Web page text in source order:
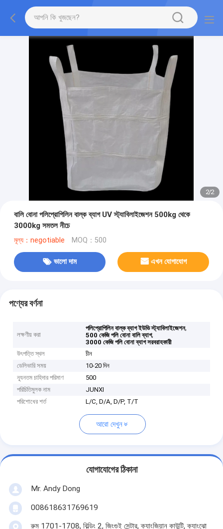
2/2
বালি বোনা পলিপ্রোপিলিন বাল্ক ব্যাগ UV স্ট্যাবিলাইজেশন 500kg থেকে
3000kg সমতল নীচে
মূল্য：negotiable MOQ：500
ভালো দাম এখন যোগাযোগ
পণ্যের বর্ণনা
লক্ষণীয় করা
পলিপ্রোপিলিন বাল্ক ব্যাগ ইউভি স্ট্যাবিলাইজেশন,
500 কেজি পলি বোনা বালি ব্যাগ,
3000 কেজি পলি বোনা ব্যাগ সরবরাহকারী
উৎপত্তি স্থল
চীন
ডেলিভারি সময়
10-20 দিন
ন্যূনতম চাহিদার পরিমাণ
500
পরিচিতিমুলক নাম
JUNXI
পরিশোধের শর্ত
L/C, D/A, D/P, T/T
আরো দেখুন
যোগাযোগের ঠিকানা
Mr. Andy Dong
008618631769619
রুম 1701-1708, বিল্ডিং 2, জিংগুই সেন্টার, ক্যাংজিয়ান কাউন্টি, ক্যাংঝো